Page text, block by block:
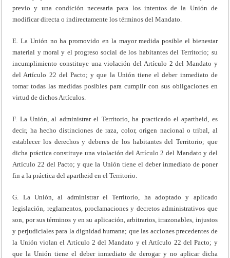
previo y una condición necesaria para los intentos de la Unión de
modificar directa o indirectamente los términos del Mandato.
E. La Unión no ha promovido en la mayor medida posible el bienestar
material y moral y el progreso social de los habitantes del Territorio; su
incumplimiento constituye una violación del Artículo 2 del Mandato y
del Artículo 22 del Pacto; y que la Unión tiene el deber inmediato de
tomar todas las medidas posibles para cumplir con sus obligaciones en
virtud de dichos Artículos.
F. La Unión, al administrar el Territorio, ha practicado el apartheid, es
decir, ha hecho distinciones de raza, color, origen nacional o tribal, al
establecer los derechos y deberes de los habitantes del Territorio; que
dicha práctica constituye una violación del Artículo 2 del Mandato y del
Artículo 22 del Pacto; y que la Unión tiene el deber inmediato de poner
fin a la práctica del apartheid en el Territorio.
G. La Unión, al administrar el Territorio, ha adoptado y aplicado
legislación, reglamentos, proclamaciones y decretos administrativos que
son, por sus términos y en su aplicación, arbitrarios, irrazonables, injustos
y perjudiciales para la dignidad humana; que las acciones precedentes de
la Unión violan el Artículo 2 del Mandato y el Artículo 22 del Pacto; y
que la Unión tiene el deber inmediato de derogar y no aplicar dicha